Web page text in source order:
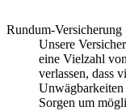
Rundum-Versicherung
Unsere
eine Vielzahl
verlassen, dass
Unwägbarkeiten
Sorgen um